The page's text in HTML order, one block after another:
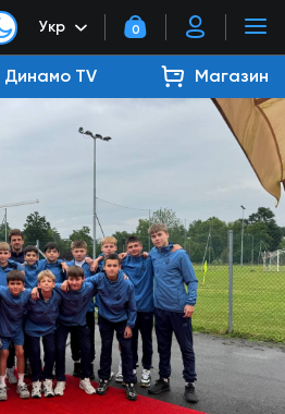
Укр 0
Динамо TV Магазин